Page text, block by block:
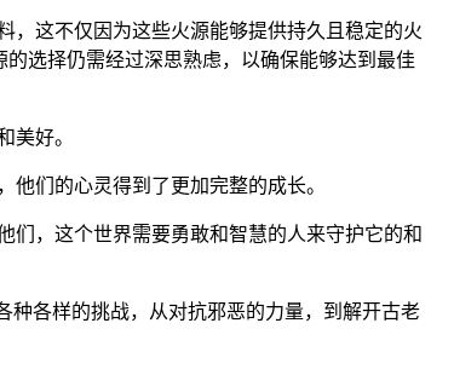
，这不仅因为这些火源能够提供持久且稳定的火
选择仍需经过深思熟虑，以确保能够达到最佳
美好。
们的心灵得到了更加完整的成长。
们，这个世界需要勇敢和智慧的人来守护它的和
种各样的挑战，从对抗邪恶的力量，到解开古老